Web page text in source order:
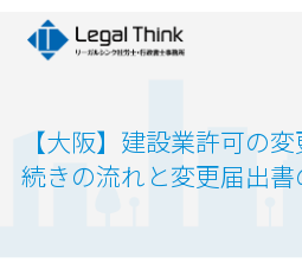
【大阪】建設業許可の
続きの流れと変更届出